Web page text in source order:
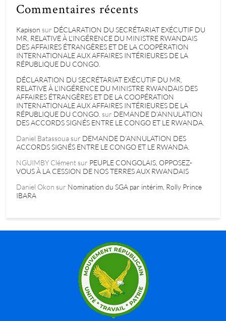
Commentaires récents
Kapison sur DÉCLARATION DU SECRÉTARIAT EXÉCUTIF DU
MR, RELATIVE À L’INGÉRENCE DU MINISTRE RWANDAIS
DES AFFAIRES ÉTRANGÈRES ET DE LA COOPÉRATION
INTERNATIONALE AUX AFFAIRES INTÉRIEURES DE LA
RÉPUBLIQUE DU CONGO.
DÉCLARATION DU SECRÉTARIAT EXÉCUTIF DU MR,
RELATIVE À L’INGÉRENCE DU MINISTRE RWANDAIS DES
AFFAIRES ÉTRANGÈRES ET DE LA COOPÉRATION
INTERNATIONALE AUX AFFAIRES INTÉRIEURES DE LA
RÉPUBLIQUE DU CONGO. sur DEMANDE D’ANNULATION
DES ACCORDS SIGNÉS ENTRE LE CONGO ET LE RWANDA.
Daniel Batassoua sur DEMANDE D’ANNULATION DES
ACCORDS SIGNÉS ENTRE LE CONGO ET LE RWANDA.
NGUIMBY Clément sur PEUPLE CONGOLAIS, OPPOSEZ-
VOUS À LA CESSION DE NOS TERRES AUX RWANDAIS
Daniel Okon sur Nomination du SGA par intérim, Rolly Prince
IBARA